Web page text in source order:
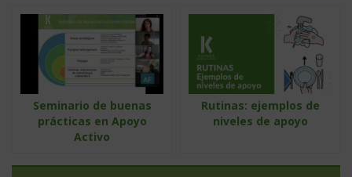
WhatsApp
Twitter
Quizás
interese
Seminario de buenas
prácticas en Apoyo
Activo
Rutinas: ejemplos de
niveles de apoyo